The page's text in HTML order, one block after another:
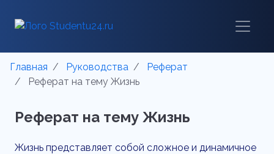
Главная Руководства
Реферат
Реферат на тему Жизнь
Реферат на тему Жизнь
Жизнь представляет собой сложное и динамичное